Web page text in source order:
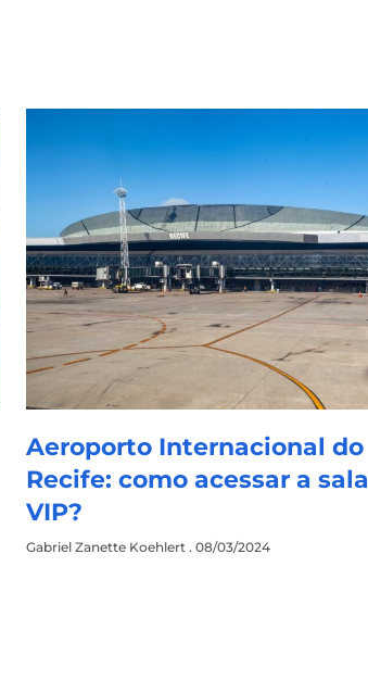
Aeroporto Internacional do
Recife: como acessar a sala
VIP?
Gabriel Zanette Koehlert 08/03/2024